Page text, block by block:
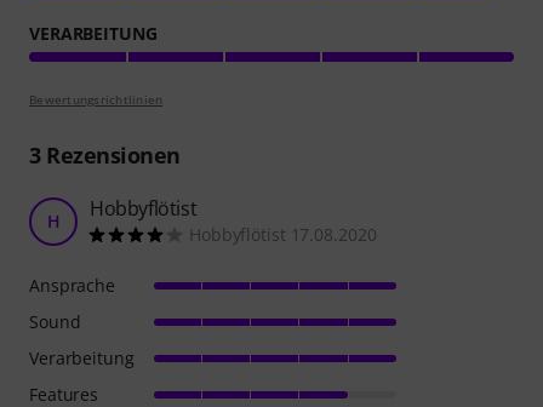
VERARBEITUNG
Bewertungsrichtlinien
3Rezensionen
H Hobbyflötist
Hobbyflötist 17.08.2020
Ansprache
Sound
Verarbeitung
Features